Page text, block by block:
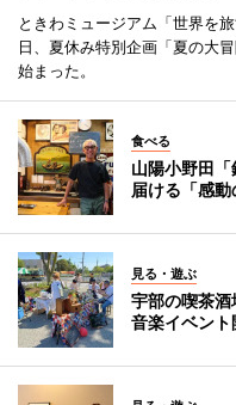
ときわミュージアム「世界を
日、夏休み特別企画「夏の大
始まった。
食べる
山陽小野田
届ける「感動
見る・遊ぶ
宇部の喫茶
音楽イベント